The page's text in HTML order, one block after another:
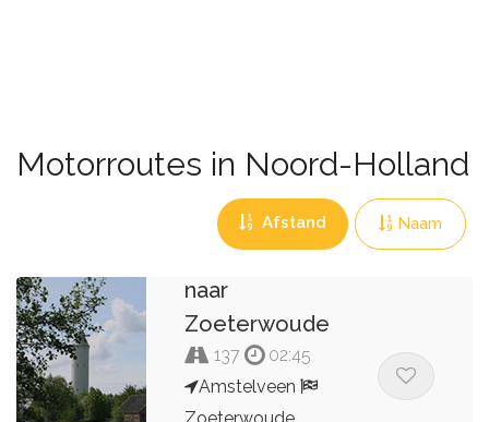
Motorroutes in Noord-Holland
Afstand Naam
Amstelveen
naar
Zoeterwoude
137
02:45
Amstelveen
Zoeterwoude